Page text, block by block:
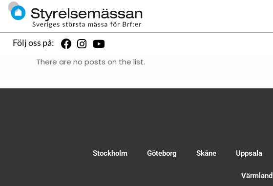
Följ oss på:
There are no posts on the list.
Stockholm Göteborg Skåne Uppsala
Värmland